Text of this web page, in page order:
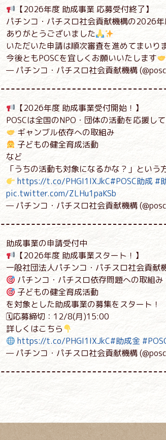
【2026年度 助成事業 応募受付終了】
パチンコ・パチスロ社会貢献機構の2026
ありがとうございました
いただいた申請は順次審査を進めてまいり
今後ともPOSCを宜しくお願いいたします
— パチンコ・パチスロ社会貢献機構
【2026年度 助成事業受付開始！】
POSCは全国のNPO・団体の活動を応援し
ギャンブル依存への取組み
子どもの健全育成活動
など
「うちの活動も対象になるかな？」という
https://t.co/PHGI1IXJkC#POSC助成 #
pic.twitter.com/ZLHu1paKSb
— パチンコ・パチスロ社会貢献機構
助成事業の申請受付中
【2026年度 助成事業スタート！】
一般社団法人パチンコ・パチスロ社会貢献
パチンコ・パチスロ依存問題への取組み
子どもの健全育成活動
を対象とした助成事業の募集をスタート！
🗓応募締切：12/8(月)15:00
詳しくはこちら
https://t.co/PHGI1IXJkC#助成金
— パチンコ・パチスロ社会貢献機構